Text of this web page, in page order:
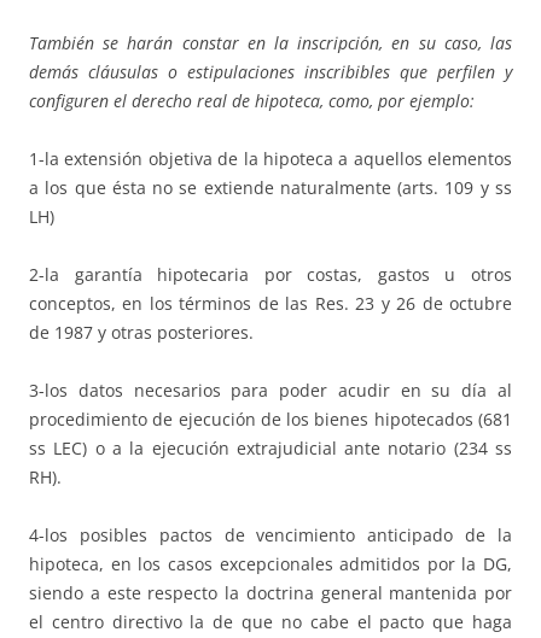
También se harán constar en la inscripción, en su caso, las
demás cláusulas o estipulaciones inscribibles que perfilen y
configuren el derecho real de hipoteca, como, por ejemplo:
1-la extensión objetiva de la hipoteca a aquellos elementos
a los que ésta no se extiende naturalmente (arts. 109 y ss
LH)
2-la garantía hipotecaria por costas, gastos u otros
conceptos, en los términos de las Res. 23 y 26 de octubre
de 1987 y otras posteriores.
3-los datos necesarios para poder acudir en su día al
procedimiento de ejecución de los bienes hipotecados (681
ss LEC) o a la ejecución extrajudicial ante notario (234 ss
RH).
4-los posibles pactos de vencimiento anticipado de la
hipoteca, en los casos excepcionales admitidos por la DG,
siendo a este respecto la doctrina general mantenida por
el centro directivo la de que no cabe el pacto que haga